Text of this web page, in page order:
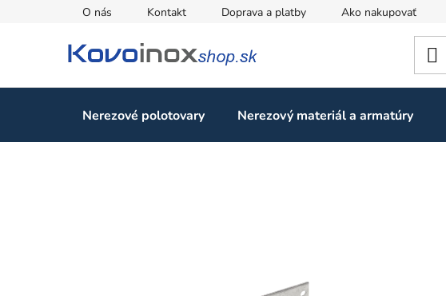
O nás Kontakt Doprava a platby Ako nakupovať
Nerezové polotovary Nerezový materiál a armatúry